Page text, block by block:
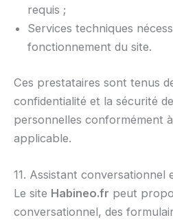
requis ;
Services techniques
fonctionnement du site.
Ces prestataires sont tenus
confidentialité et la sécurité
personnelles conformément
applicable.
11. Assistant conversationnel
Le site Habineo.fr peut
conversationnel, des